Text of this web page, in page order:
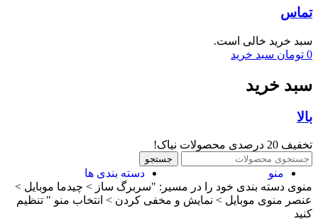
تماس
سبد خرید خالی است.
0 تومان سبد خرید
سبد خرید
بالا
تخفیف 20 درصدی محصولات نیاک!
جستجو
منو
دسته بندی ها
منوی دسته بندی خود را در مسیر: "سربرگ ساز > چیدما موبایل >
عنصر منوی موبایل > نمایش و مخفی کردن > انتخاب منو " تنظیم
کنید